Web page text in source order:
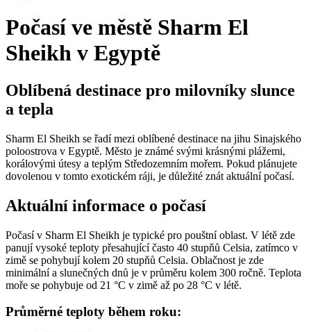
Počasí ve městě Sharm El
Sheikh v Egyptě
Oblíbená destinace pro milovníky slunce
a tepla
Sharm El Sheikh se řadí mezi oblíbené destinace na jihu Sinajského
poloostrova v Egyptě. Město je známé svými krásnými plážemi,
korálovými útesy a teplým Středozemním mořem. Pokud plánujete
dovolenou v tomto exotickém ráji, je důležité znát aktuální počasí.
Aktuální informace o počasí
Počasí v Sharm El Sheikh je typické pro pouštní oblast. V létě zde
panují vysoké teploty přesahující často 40 stupňů Celsia, zatímco v
zimě se pohybují kolem 20 stupňů Celsia. Oblačnost je zde
minimální a slunečných dnů je v průměru kolem 300 ročně. Teplota
moře se pohybuje od 21 °C v zimě až po 28 °C v létě.
Průměrné teploty během roku: